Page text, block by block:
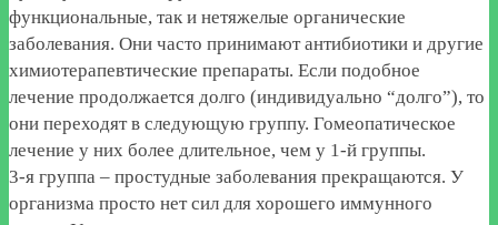
функциональные, так и нетяжелые органические
заболевания. Они часто принимают антибиотики и другие
химиотерапевтические препараты. Если подобное
лечение продолжается долго (индивидуально “долго”), то
они переходят в следующую группу. Гомеопатическое
лечение у них более длительное, чем у 1-й группы.
3-я группа – простудные заболевания прекращаются. У
организма просто нет сил для хорошего иммунного